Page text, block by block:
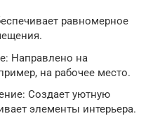
равномерное
Направлено на
на рабочее место.
Создает уютную
элементы интерьера.